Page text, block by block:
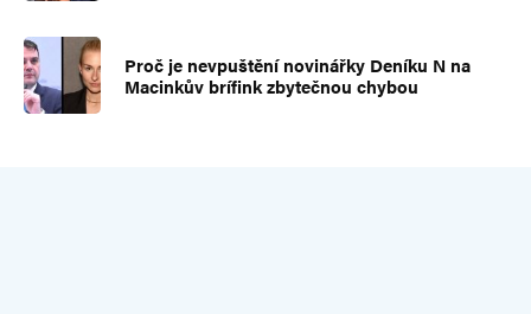
Proč je nevpuštění novinářky Deníku N na
Macinkův brífink zbytečnou chybou